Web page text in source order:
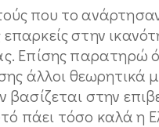
που το
στην
Επίσης παρατηρώ
άλλοι θεωρητικά
βασίζεται στην
πάει τόσο καλά η